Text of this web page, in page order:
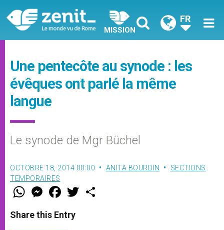
MISSION
FR
Une pentecôte au synode : les
évêques ont parlé la même
langue
Le synode de Mgr Büchel
OCTOBRE 18, 2014 00:00 ANITA BOURDIN
SECTIONS
TEMPORAIRES
W
t
s
M
e
s
e
F
a
e
b
w
Share this Entry